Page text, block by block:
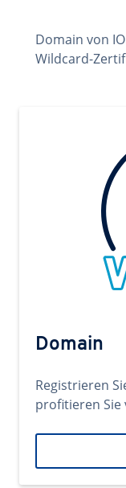
Domain von
Wildcard-
Domain
Registrieren
profitieren Sie